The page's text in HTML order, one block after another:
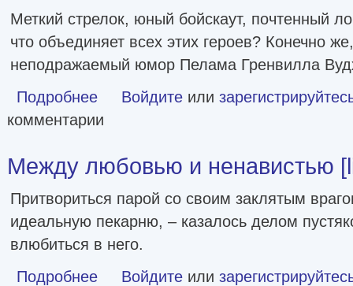
Меткий стрелок, юный бойскаут, почтенный
что объединяет всех этих героев? Конечно
неподражаемый юмор Пелама Гренвилла
Подробнее о Вильгельм Телль на новый лад. Бросок! Неудобные
Войдите или
комментарии
Между любовью и ненавистью
Притвориться парой со своим заклятым
идеальную пекарню, – казалось делом
влюбиться в него.
Подробнее о Между любовью и ненавистью [litres]
Войдите или